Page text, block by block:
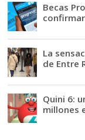
Becas
La
de Entre
Quini 6:
millones